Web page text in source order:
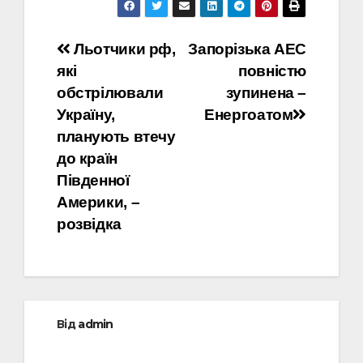
Навігація
записів
Запорізька АЕС
повністю
зупинена –
Енергоатом
Льотчики рф,
які
обстрілювали
Україну,
планують втечу
до країн
Південної
Америки, –
розвідка
Відadmin